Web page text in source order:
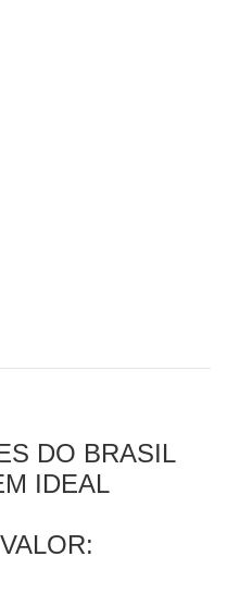
DO BRASIL
IDEAL